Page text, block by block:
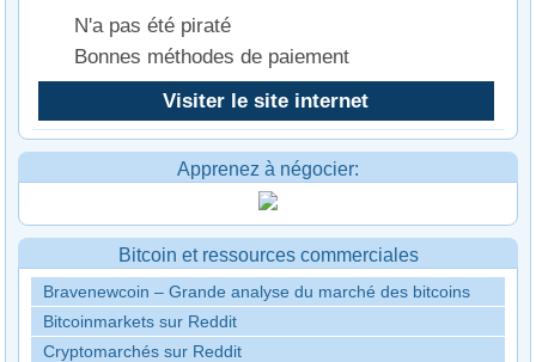
N'a pas été piraté
Bonnes méthodes de paiement
Visiter le site internet
Apprenez à négocier:
Bitcoin et ressources commerciales
Bravenewcoin – Grande analyse du marché des bitcoins
Bitcoinmarkets sur Reddit
Cryptomarchés sur Reddit